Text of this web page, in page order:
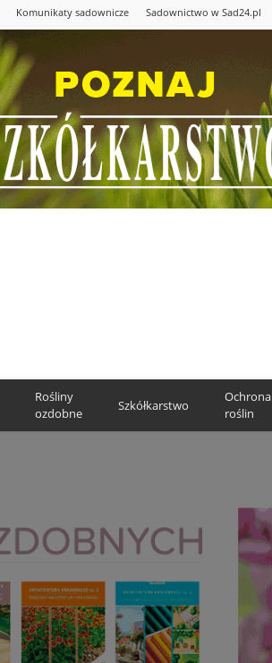
Komunikaty sadownicze Sadownictwo w Sad24.pl
Rośliny
ozdobne
Szkółkarstwo
Ochrona
roślin